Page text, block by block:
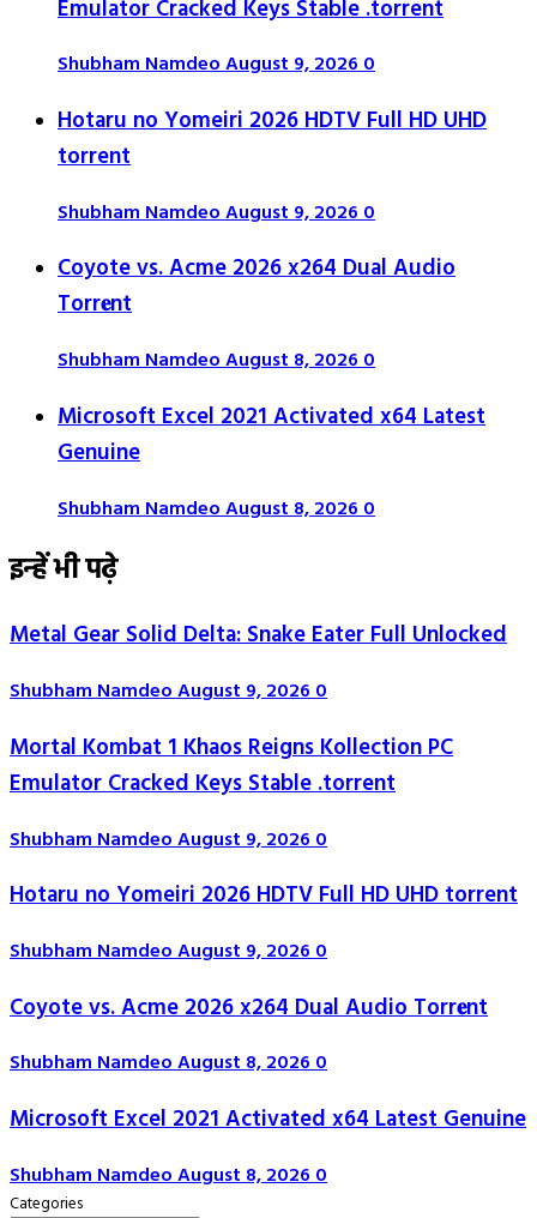
Emulator Cracked Keys Stable .torrent
Shubham NamdeoAugust 9, 20260
Hotaru no Yomeiri 2026 HDTV Full HD UHD
torrent
Shubham NamdeoAugust 9, 20260
Coyote vs. Acme 2026 x264 Dual Audio
Torr𝐞nt
Shubham NamdeoAugust 8, 20260
Microsoft Excel 2021 Activated x64 Latest
Genuine
Shubham NamdeoAugust 8, 20260
इन्हें भी पढ़े
Metal Gear Solid Delta: Snake Eater Full Unlocked
Shubham NamdeoAugust 9, 20260
Mortal Kombat 1 Khaos Reigns Kollection PC
Emulator Cracked Keys Stable .torrent
Shubham NamdeoAugust 9, 20260
Hotaru no Yomeiri 2026 HDTV Full HD UHD torrent
Shubham NamdeoAugust 9, 20260
Coyote vs. Acme 2026 x264 Dual Audio Torr𝐞nt
Shubham NamdeoAugust 8, 20260
Microsoft Excel 2021 Activated x64 Latest Genuine
Shubham NamdeoAugust 8, 20260
Categories